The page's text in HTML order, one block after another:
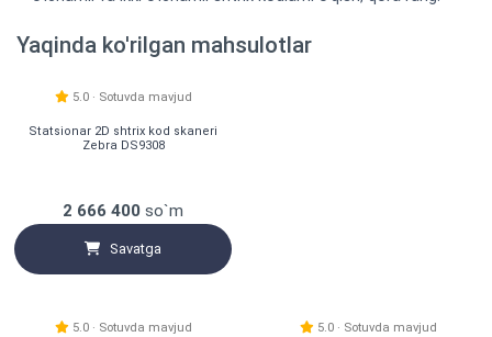
Yaqinda ko'rilgan mahsulotlar
Tavsiya etiladi Hit
5.0 · Sotuvda mavjud
Statsionar 2D shtrix kod skaneri
Zebra DS9308
2 666 400 so`m
Savatga
5.0 · Sotuvda mavjud 5.0 · Sotuvda mavjud